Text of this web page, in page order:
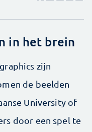
in het brein
zijn
de beelden
University of
door een spel te